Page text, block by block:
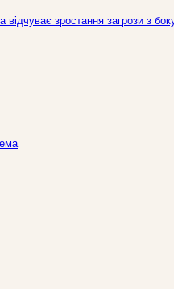
відчуває зростання загрози з